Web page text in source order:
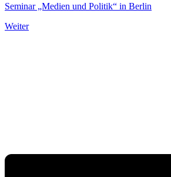
Seminar „Medien und Politik“ in Berlin
Weiter